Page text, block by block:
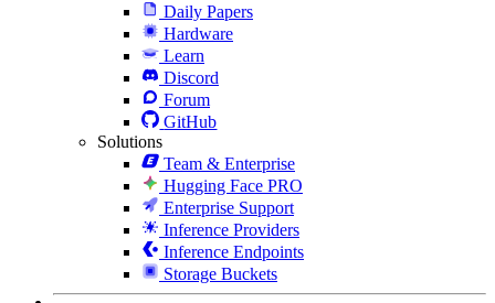
Daily Papers
Hardware
Learn
Discord
Forum
GitHub
Solutions
Team & Enterprise
Hugging Face PRO
Enterprise Support
Inference Providers
Inference Endpoints
Storage Buckets